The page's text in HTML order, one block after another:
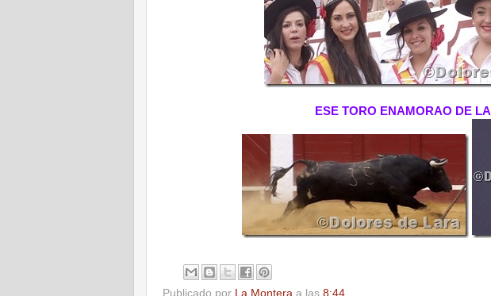
ESE TORO ENAMORAO DE
Publicado por La Montera a las 8:44